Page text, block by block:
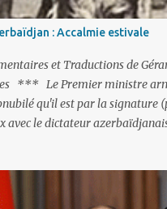
: Accalmie estivale
et Traductions de
*** Le Premier ministre
qu'il est par la signature
avec le dictateur
peu probable ; l'Histoire ou
forts, pas plus d'ailleurs que les